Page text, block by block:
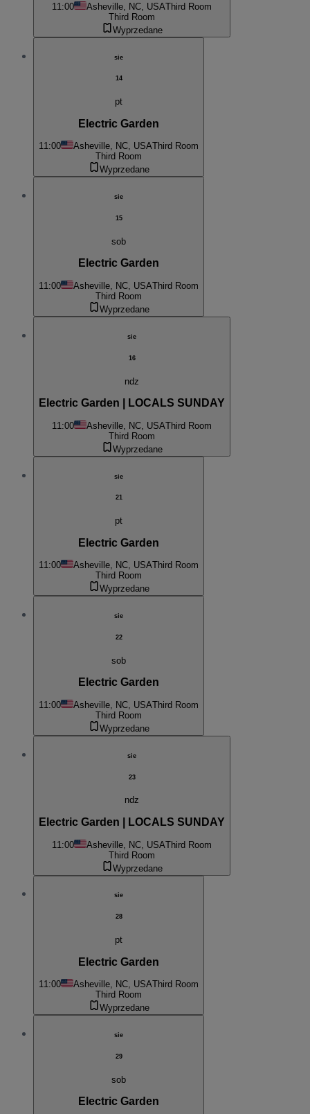
11:00 Asheville, NC, USAThird Room
Third Room
Wyprzedane
sie
14
pt
Electric Garden
11:00 Asheville, NC, USAThird Room
Third Room
Wyprzedane
sie
15
sob
Electric Garden
11:00 Asheville, NC, USAThird Room
Third Room
Wyprzedane
sie
16
ndz
Electric Garden | LOCALS SUNDAY
11:00 Asheville, NC, USAThird Room
Third Room
Wyprzedane
sie
21
pt
Electric Garden
11:00 Asheville, NC, USAThird Room
Third Room
Wyprzedane
sie
22
sob
Electric Garden
11:00 Asheville, NC, USAThird Room
Third Room
Wyprzedane
sie
23
ndz
Electric Garden | LOCALS SUNDAY
11:00 Asheville, NC, USAThird Room
Third Room
Wyprzedane
sie
28
pt
Electric Garden
11:00 Asheville, NC, USAThird Room
Third Room
Wyprzedane
sie
29
sob
Electric Garden